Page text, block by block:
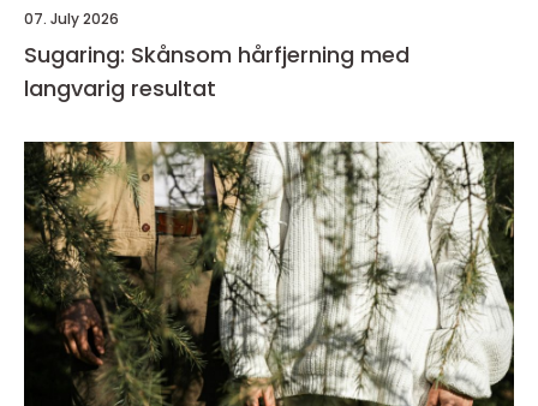
07. July 2026
Sugaring: Skånsom hårfjerning med
langvarig resultat